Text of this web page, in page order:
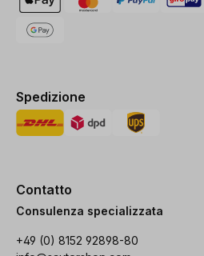
Spedizione
Contatto
Consulenza specializzata
+49 (0) 8152 92898-80